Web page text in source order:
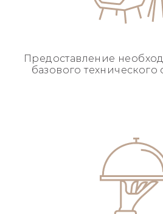
Предоставление
базового